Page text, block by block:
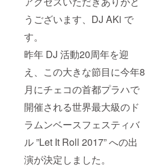
うございます、DJ AKi で
す。
昨年 DJ 活動20周年を迎
え、この大きな節目に今年8
月にチェコの首都プラハで
開催される世界最大級のド
ラムンベースフェスティバ
ル ”Let It Roll 2017” への出
演が決定しました。